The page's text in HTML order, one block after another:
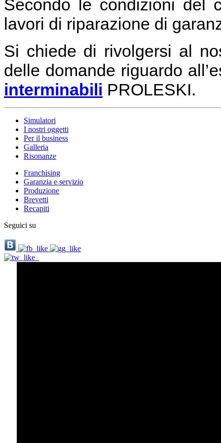
Secondo le condizioni del
lavori di riparazione di
Si chiede di rivolgersi al
delle domande riguardo
interminabili PROLESKI.
Simulatori
I nostri oggetti
Per il business
Galleria
Risonanze
Franchising
Garanzia e servizio
Produzione
Brevetti
Recapiti
Seguici su